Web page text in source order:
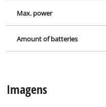
Max. power
Amount of batteries
Imagens